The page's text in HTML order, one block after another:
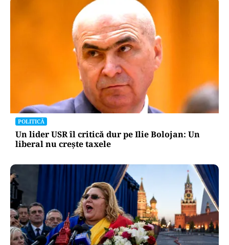
POLITICĂ
Un lider USR îl critică dur pe Ilie Bolojan: Un
liberal nu crește taxele